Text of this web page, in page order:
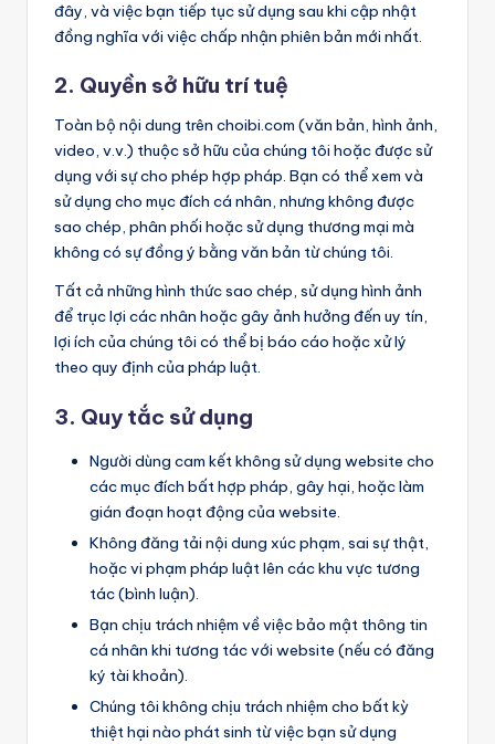
đây, và việc bạn tiếp tục sử dụng sau khi cập nhật
đồng nghĩa với việc chấp nhận phiên bản mới nhất.
2. Quyền sở hữu trí tuệ
Toàn bộ nội dung trên choibi.com (văn bản, hình ảnh,
video, v.v.) thuộc sở hữu của chúng tôi hoặc được sử
dụng với sự cho phép hợp pháp. Bạn có thể xem và
sử dụng cho mục đích cá nhân, nhưng không được
sao chép, phân phối hoặc sử dụng thương mại mà
không có sự đồng ý bằng văn bản từ chúng tôi.
Tất cả những hình thức sao chép, sử dụng hình ảnh
để trục lợi các nhân hoặc gây ảnh hưởng đến uy tín,
lợi ích của chúng tôi có thể bị báo cáo hoặc xử lý
theo quy định của pháp luật.
3. Quy tắc sử dụng
Người dùng cam kết không sử dụng website cho
các mục đích bất hợp pháp, gây hại, hoặc làm
gián đoạn hoạt động của website.
Không đăng tải nội dung xúc phạm, sai sự thật,
hoặc vi phạm pháp luật lên các khu vực tương
tác (bình luận).
Bạn chịu trách nhiệm về việc bảo mật thông tin
cá nhân khi tương tác với website (nếu có đăng
ký tài khoản).
Chúng tôi không chịu trách nhiệm cho bất kỳ
thiệt hại nào phát sinh từ việc bạn sử dụng